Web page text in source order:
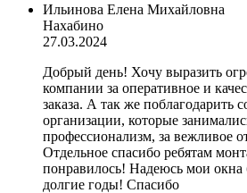
Ильинова Елена Михайловна
Нахабино
27.03.2024
Добрый день! Хочу выразить
компании за оперативное и
заказа. А так же поблагодарить
организации, которые
профессионализм, за вежливое
Отдельное спасибо ребятам
понравилось! Надеюсь мои окна
долгие годы! Спасибо